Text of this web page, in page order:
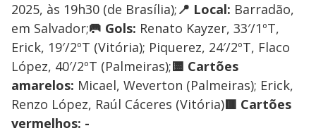
2025, às 19h30 (de Brasília);📍 Local: Barradão,
em Salvador;🥅 Gols: Renato Kayzer, 33′/1ºT,
Erick, 19′/2ºT (Vitória); Piquerez, 24′/2ºT, Flaco
López, 40′/2ºT (Palmeiras);🟨 Cartões
amarelos: Micael, Weverton (Palmeiras); Erick,
Renzo López, Raúl Cáceres (Vitória)🟥 Cartões
vermelhos: -